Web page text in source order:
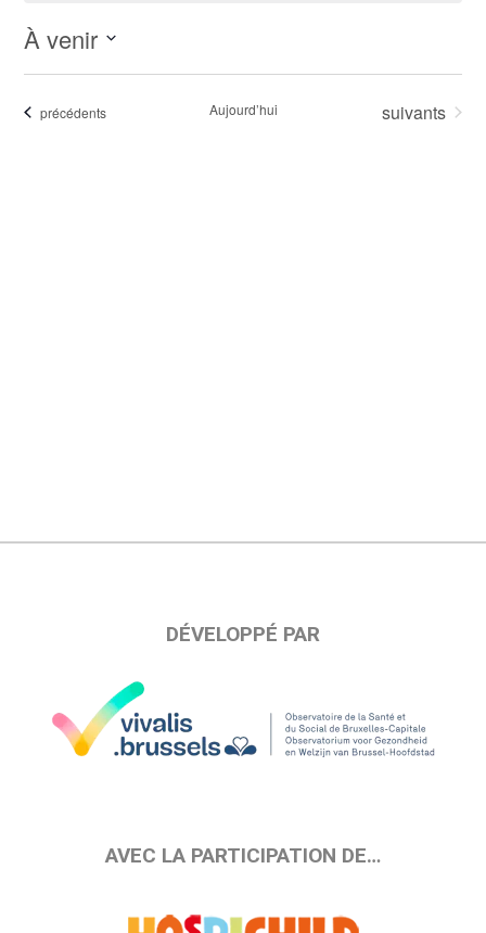
À venir
date.Évènements
précédents Aujourd’hui Évènements
suivants
DÉVELOPPÉ PAR
AVEC LA PARTICIPATION DE…